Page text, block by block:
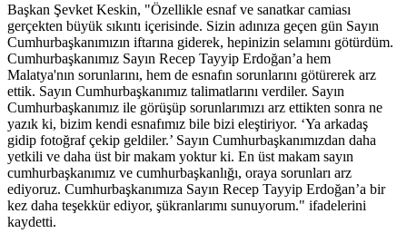
Başkan Şevket Keskin, "Özellikle esnaf ve sanatkar camiası
gerçekten büyük sıkıntı içerisinde. Sizin adınıza geçen gün Sayın
Cumhurbaşkanımızın iftarına giderek, hepinizin selamını götürdüm.
Cumhurbaşkanımız Sayın Recep Tayyip Erdoğan’a hem
Malatya'nın sorunlarını, hem de esnafın sorunlarını götürerek arz
ettik. Sayın Cumhurbaşkanımız talimatlarını verdiler. Sayın
Cumhurbaşkanımız ile görüşüp sorunlarımızı arz ettikten sonra ne
yazık ki, bizim kendi esnafımız bile bizi eleştiriyor. ‘Ya arkadaş
gidip fotoğraf çekip geldiler.’ Sayın Cumhurbaşkanımızdan daha
yetkili ve daha üst bir makam yoktur ki. En üst makam sayın
cumhurbaşkanımız ve cumhurbaşkanlığı, oraya sorunları arz
ediyoruz. Cumhurbaşkanımıza Sayın Recep Tayyip Erdoğan’a bir
kez daha teşekkür ediyor, şükranlarımı sunuyorum." ifadelerini
kaydetti.